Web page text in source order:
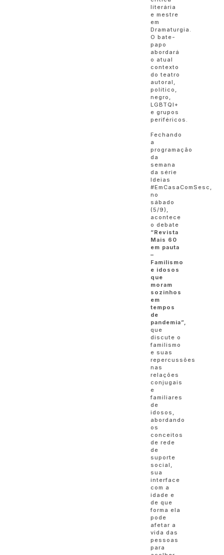
literária
e mestre
em
Dramaturgia.
O bate-
papo
abordará
o atual
contexto
do teatro
autoral,
político,
negro,
LGBTQI+
e grupos
periféricos.
Fechando
a
programação
da
semana
da série
Ideias
#EmCasaComSesc,
no
sábado
(5/9),
acontece
o debate
“Revista
Mais 60
em pauta
–
Familismo
e idosos
que
moram
sozinhos
em
tempos
de
pandemia”,
que
discute o
familismo
e suas
repercussões
nas
relações
conjugais
e
familiares
de
idosos,
abordando
os
conceitos
de rede
de
suporte
social,
sua
interface
com a
idade e
de que
forma ela
pode
afetar a
vida das
pessoas
para